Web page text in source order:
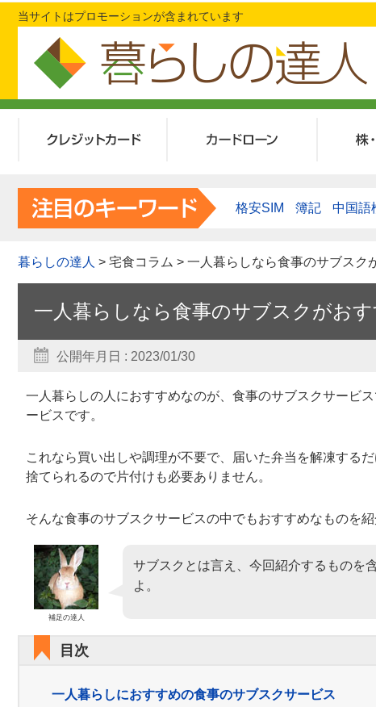
当サイトはプロモーションが含まれています
暮らしの達人 > 宅食コラム > 一人暮らしなら食事のサブスク
一人暮らしなら食事のサブスクがお
公開年月日 : 2023/01/30
一人暮らしの人におすすめなのが、食事のサブスクサービ
ービスです。
これなら買い出しや調理が不要で、届いた弁当を解凍する
捨てられるので片付けも必要ありません。
そんな食事のサブスクサービスの中でもおすすめなものを紹
サブスクとは言え、今回紹介するものを
よ。
補足の達人
目次
一人暮らしにおすすめの食事のサブスクサービス
格安SIM 簿記 中国語